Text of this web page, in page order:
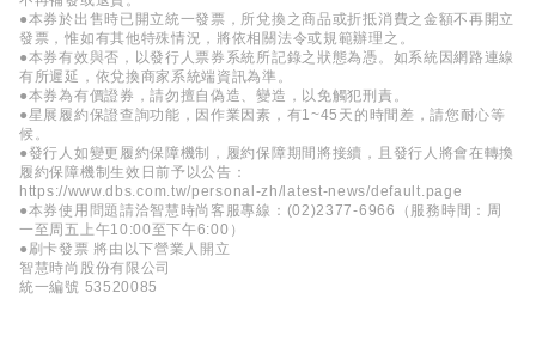
●本券於出售時已開立統一發票，所兌換之商品或折抵消費之金額不再開立
發票，惟如有其他特殊情況，將依相關法令或規範辦理之。
●本券有效與否，以發行人票券系統所記錄之狀態為憑。如系統因網路連線
有所遲延，依兌換商家系統端資訊為準。
●本券為有價證券，請勿擅自偽造、變造，以免觸犯刑責。
●星展履約保證查詢功能，因作業因素，有1~45天的時間差，請您耐心等
候。
●發行人如變更履約保障機制，履約保障期間將接續，且發行人將會在轉換
履約保障機制生效日前予以公告：
https://www.dbs.com.tw/personal-zh/latest-news/default.page
●本券使用問題請洽智慧時尚客服專線：(02)2377-6966（服務時間：周
一至周五上午10:00至下午6:00）
●刷卡發票 將由以下營業人開立
智慧時尚股份有限公司
統一編號 53520085